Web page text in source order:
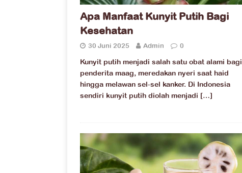
Apa Manfaat Kunyit Putih Bagi
Kesehatan
30 Juni 2025 Admin 0
Kunyit putih menjadi salah satu obat alami bagi
penderita maag, meredakan nyeri saat haid
hingga melawan sel-sel kanker. Di Indonesia
sendiri kunyit putih diolah menjadi […]